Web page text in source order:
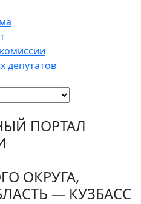
депутатов
ПОРТАЛ
ОКРУГА,
— КУЗБАСС